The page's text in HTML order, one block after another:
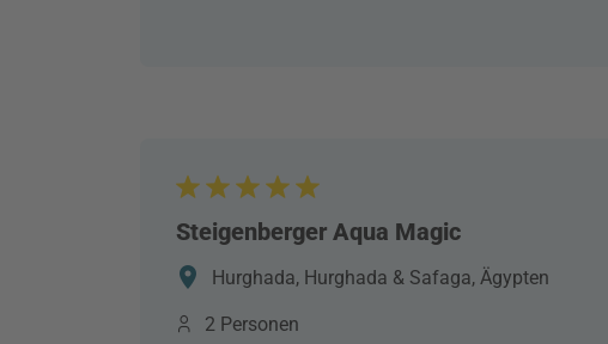
Steigenberger Aqua Magic
Hurghada, Hurghada & Safaga, Ägypten
2 Personen